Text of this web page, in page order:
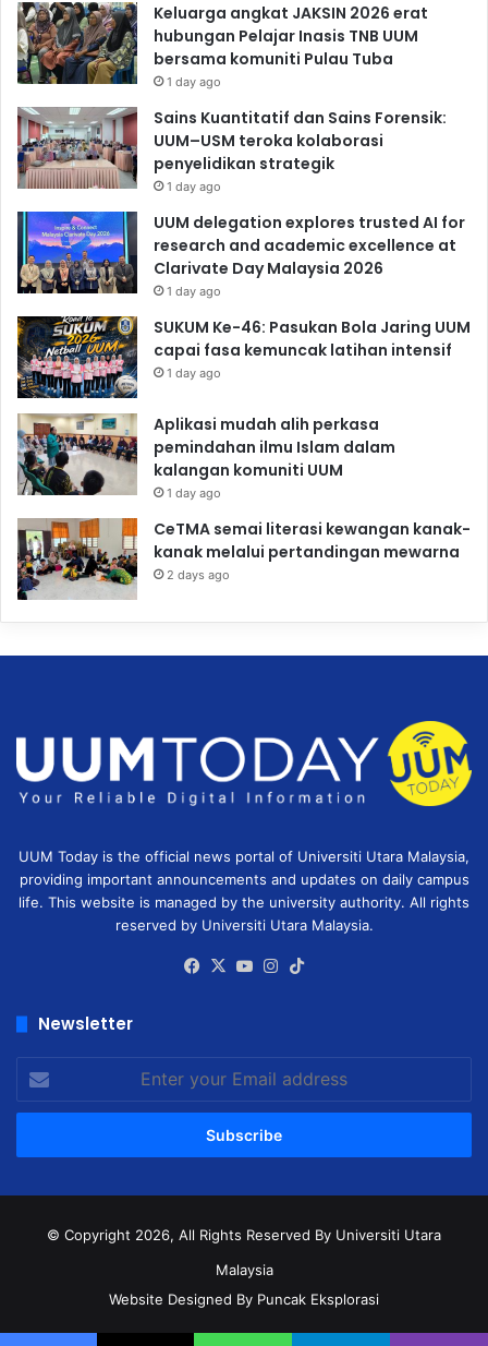
Keluarga angkat JAKSIN 2026 erat
hubungan Pelajar Inasis TNB UUM
bersama komuniti Pulau Tuba
1 day ago
Sains Kuantitatif dan Sains Forensik:
UUM–USM teroka kolaborasi
penyelidikan strategik
1 day ago
UUM delegation explores trusted AI for
research and academic excellence at
Clarivate Day Malaysia 2026
1 day ago
SUKUM Ke-46: Pasukan Bola Jaring UUM
capai fasa kemuncak latihan intensif
1 day ago
Aplikasi mudah alih perkasa
pemindahan ilmu Islam dalam
kalangan komuniti UUM
1 day ago
CeTMA semai literasi kewangan kanak-
kanak melalui pertandingan mewarna
2 days ago
UUM Today is the official news portal of Universiti Utara Malaysia,
providing important announcements and updates on daily campus
life. This website is managed by the university authority. All rights
reserved by Universiti Utara Malaysia.
Facebook
X YouTubeInstagram
Newsletter
your
Email
© Copyright 2026, All Rights Reserved By Universiti Utara
Malaysia
Website Designed By Puncak Eksplorasi